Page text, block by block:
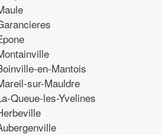
en-Mantois
sur-Mauldre
Queue-les-Yvelines